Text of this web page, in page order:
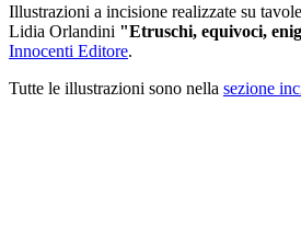
Illustrazioni a incisione realizzate su
Lidia Orlandini "Etruschi, equivoci,
Innocenti Editore.
Tutte le illustrazioni sono nella sezione